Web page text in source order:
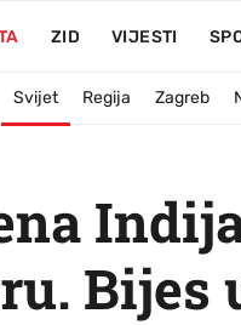
ZID VIJESTI
Svijet Regija Zagreb
Bijes